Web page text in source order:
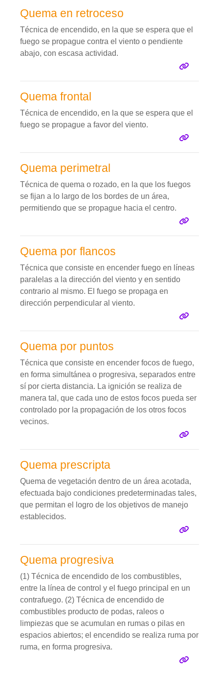
Quema en retroceso
Técnica de encendido, en la que se espera que el
fuego se propague contra el viento o pendiente
abajo, con escasa actividad.
Quema frontal
Técnica de encendido, en la que se espera que el
fuego se propague a favor del viento.
Quema perimetral
Técnica de quema o rozado, en la que los fuegos
se fijan a lo largo de los bordes de un área,
permitiendo que se propague hacia el centro.
Quema por flancos
Técnica que consiste en encender fuego en líneas
paralelas a la dirección del viento y en sentido
contrario al mismo. El fuego se propaga en
dirección perpendicular al viento.
Quema por puntos
Técnica que consiste en encender focos de fuego,
en forma simultánea o progresiva, separados entre
sí por cierta distancia. La ignición se realiza de
manera tal, que cada uno de estos focos pueda ser
controlado por la propagación de los otros focos
vecinos.
Quema prescripta
Quema de vegetación dentro de un área acotada,
efectuada bajo condiciones predeterminadas tales,
que permitan el logro de los objetivos de manejo
establecidos.
Quema progresiva
(1) Técnica de encendido de los combustibles,
entre la línea de control y el fuego principal en un
contrafuego. (2) Técnica de encendido de
combustibles producto de podas, raleos o
limpiezas que se acumulan en rumas o pilas en
espacios abiertos; el encendido se realiza ruma por
ruma, en forma progresiva.